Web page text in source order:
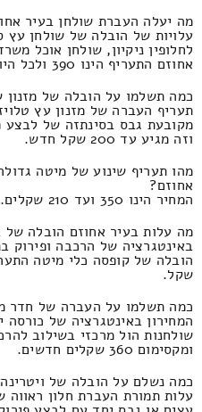
מה יעלה העברת שולחן בעיר
עלויות של הובלה של שולחן עץ
לחלופין ניקיון, שולחן אוכל
אחוזם התעריף הינו 390 ולכל היותר 200 שקלים.
כמה תשלמו על הובלה של
תעריף העברה של מזנון עץ
וזה מגיע עד 200 שקל חדש.
אחוזם?
המחיר הינו 350 ועד 210 שקלים.
מה עלות בעיר אחוזם הובלה של
באינטגרציה של הרכבה ופירוק
שקל.
כמה תשלמו על העברה של חדר
המחירון באינטגרציה של כורסה
ומקסימום 360 שקלים חדשים.
כמה נשלם על הובלה של
עלות תמורת העברת חלון ראווה